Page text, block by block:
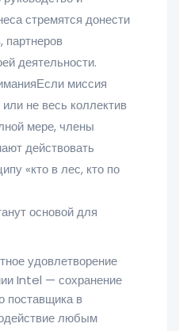
стремятся донести
партнеров
деятельности.
миссия
не весь коллектив
мере, члены
действовать
«кто в лес, кто по
основой для
удовлетворение
Intel — сохранение
поставщика в
любым